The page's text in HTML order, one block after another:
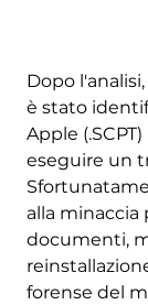
Dopo
è stato
Apple
eseguire un
alla minaccia
documenti,
forense del